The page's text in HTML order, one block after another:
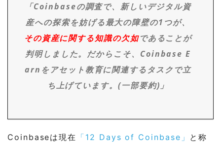
「Coinbaseの調査で、新しいデジタル資
産への探索を妨げる最大の障壁の1つが、
その資産に関する知識の欠如であることが
判明しました。だからこそ、Coinbase E
arnをアセット教育に関連するタスクで立
ち上げています。(一部要約)」
Coinbaseは現在 「12 Days of Coinbase」 と称